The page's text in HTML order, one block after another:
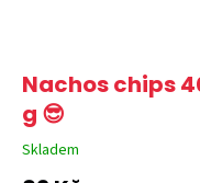
Nachos chips
g 😎
Průměrné
hodnocení
Skladem